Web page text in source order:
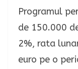
Programul
de 150.000
2%, rata
euro pe o